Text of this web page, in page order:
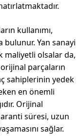
kullanımı,
bulunur. Yan sanayi
maliyetli olsalar da,
parçaların
sahiplerinin yedek
en önemli
Orijinal
süresi, uzun
sağlar.